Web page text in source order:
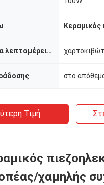
Κεραμικός
Συσκευασία λεπτομέρειες
στο
Τιμή
χαμηλής